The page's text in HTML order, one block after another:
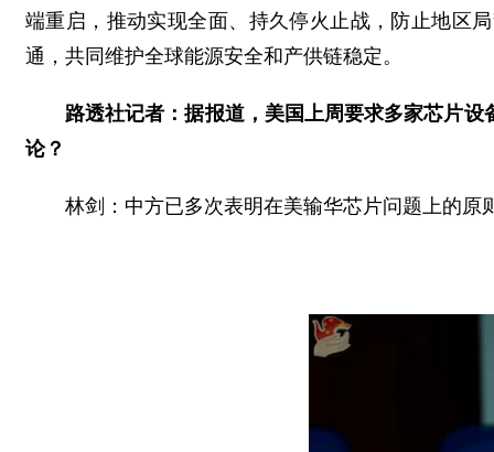
端重启，推动实现全面、持久停火止战，防止地区
通，共同维护全球能源安全和产供链稳定。
路透社记者：据报道，美国上周要求多家芯片
论？
林剑：中方已多次表明在美输华芯片问题上的